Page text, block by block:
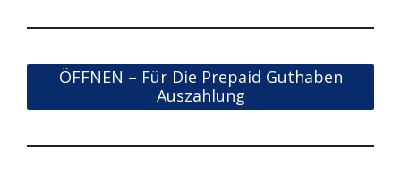
ÖFFNEN – Für Die Prepaid Guthaben
Auszahlung